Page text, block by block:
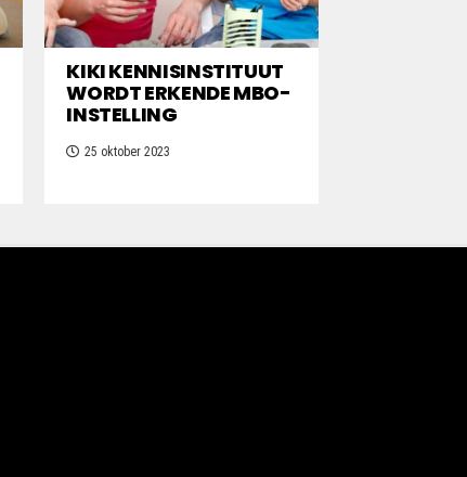
KIKI KENNISINSTITUUT
WORDT ERKENDE MBO-
INSTELLING
25 oktober 2023